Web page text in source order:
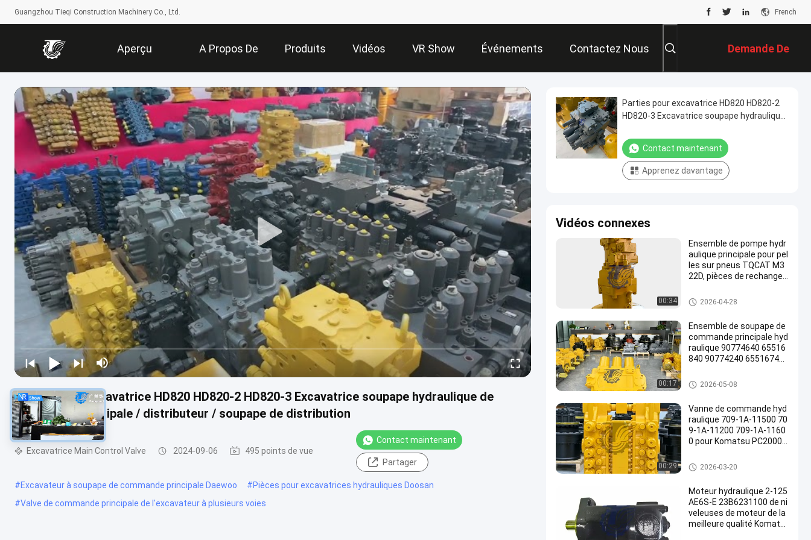
Guangzhou Tieqi Construction Machinery Co., Ltd. French
Aperçu A Propos De
Nous
Produits Vidéos VR Show Événements Contactez Nous Demande De
Soumission
Parties pour excavatrice HD820 HD820-2 HD820-3 Excavatrice soupape hydraulique de
commande principale / distributeur / soupape de distribution
Excavatrice Main Control Valve 2024-09-06 495 points de vue
Contact maintenant
Partager
#Excavateur à soupape de commande principale Daewoo #Pièces pour excavatrices hydrauliques Doosan
#Valve de commande principale de l'excavateur à plusieurs voies
Parties pour excavatrice HD820 HD820-2
HD820-3 Excavatrice soupape hydraulique
soupape de distribution
Contact maintenant
Apprenez davantage
Vidéos connexes
00:34
Ensemble de pompe hydr
aulique principale pour pel
les sur pneus TQCAT M3
22D, pièces de rechange r
196-8429 251-8036 432-8
163 251-8037 432-8569
Excavatrice Hydraulic Pump
2026-04-28
00:17
Ensemble de soupape de
commande principale hyd
raulique 90774640 65516
840 90774240 65516740
000-6 PC4000-6, pièces d
e rechange pour mines de
Excavatrice Main Control Valv
e
2026-05-08
00:29
Vanne de commande hyd
raulique 709-1A-11500 70
9-1A-11200 709-1A-1160
0 pour Komatsu PC2000-
Excavatrice Main Control Valv
e
2026-03-20
Moteur hydraulique 2-125
AE6S-E 23B6231100 de ni
veleuses de moteur de la
meilleure qualité Komats